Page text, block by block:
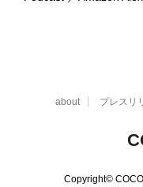
about プレスリ
Copyright©